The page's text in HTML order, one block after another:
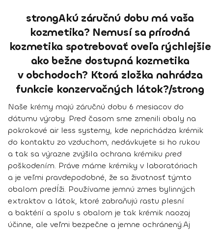
strongAkú záručnú dobu má vaša
kozmetika? Nemusí sa prírodná
kozmetika spotrebovať oveľa rýchlejšie
ako bežne dostupná kozmetika
v obchodoch? Ktorá zložka nahrádza
funkcie konzervačných látok?/strong
Naše krémy majú záručnú dobu 6 mesiacov do
dátumu výroby. Pred časom sme zmenili obaly na
pokrokové air less systemy, kde neprichádza krémik
do kontaktu zo vzduchom, nedávkujete si ho rukou
a tak sa výrazne zvýšila ochrana krémiku pred
poškodením. Práve máme krémiky v laboratóriach
a je veľmi pravdepodobné, že sa životnosť týmto
obalom predĺži. Používame jemnú zmes bylinných
extraktov a látok, ktoré zabraňujú rastu plesní
a baktérií a spolu s obalom je tak krémik naozaj
účinne, ale veľmi bezpečne a jemne ochránený.Aj